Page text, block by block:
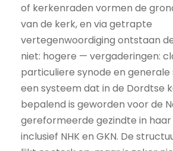
of kerkenraden vormen de
van de kerk, en via getrapte
vertegenwoordiging ontstaan
niet: hogere — vergaderingen:
particuliere synode en generale
een systeem dat in de Dordtse
bepalend is geworden voor de
gereformeerde gezindte in
inclusief NHK en GKN. De